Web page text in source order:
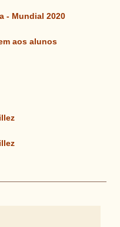
- Mundial 2020
aos alunos